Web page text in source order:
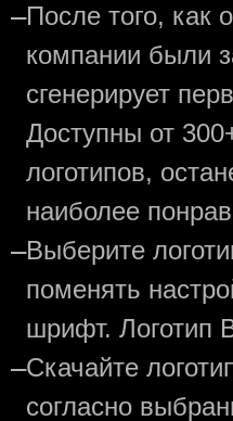
—После того, как
компании были
сгенерирует
Доступны от
логотипов,
наиболее
—Выберите
поменять
шрифт. Логотип
—Скачайте
согласно